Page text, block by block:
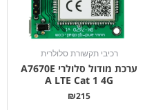
רכיבי תקשורת סלולרית
ערכת מודול סלולרי A7670E
A LTE Cat 1 4G
₪215